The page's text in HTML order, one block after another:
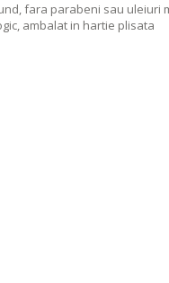
fara parabeni sau uleiuri
ambalat in hartie plisata